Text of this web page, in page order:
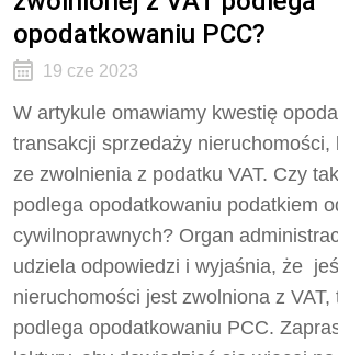
opodatkowaniu PCC?
19 cze 2023
W artykule omawiamy kwestię
transakcji sprzedaży nieruchomości,
ze zwolnienia z podatku VAT. Czy
podlega opodatkowaniu podatkiem
cywilnoprawnych? Organ
udziela odpowiedzi i wyjaśnia, że
nieruchomości jest zwolniona z VAT,
podlega opodatkowaniu PCC.